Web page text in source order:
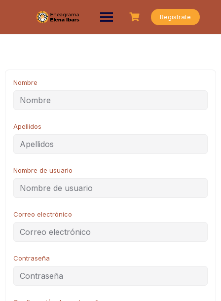
Registrate
Nombre
Apellidos
Nombre de usuario
Correo electrónico
Contraseña